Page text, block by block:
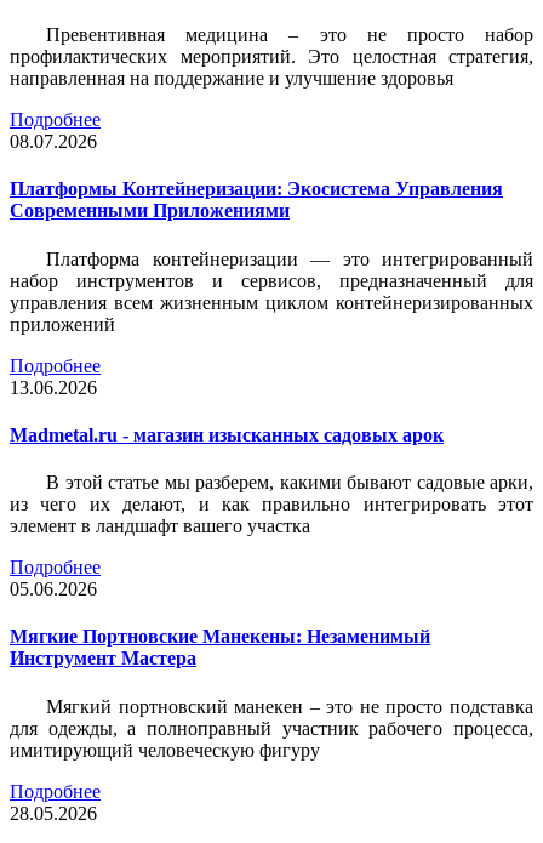
Превентивная медицина – это не просто набор
профилактических мероприятий. Это целостная стратегия,
направленная на поддержание и улучшение здоровья
Подробнее
08.07.2026
Платформы Контейнеризации: Экосистема Управления
Современными Приложениями
Платформа контейнеризации — это интегрированный
набор инструментов и сервисов, предназначенный для
управления всем жизненным циклом контейнеризированных
приложений
Подробнее
13.06.2026
Madmetal.ru - магазин изысканных садовых арок
В этой статье мы разберем, какими бывают садовые арки,
из чего их делают, и как правильно интегрировать этот
элемент в ландшафт вашего участка
Подробнее
05.06.2026
Мягкие Портновские Манекены: Незаменимый
Инструмент Мастера
Мягкий портновский манекен – это не просто подставка
для одежды, а полноправный участник рабочего процесса,
имитирующий человеческую фигуру
Подробнее
28.05.2026